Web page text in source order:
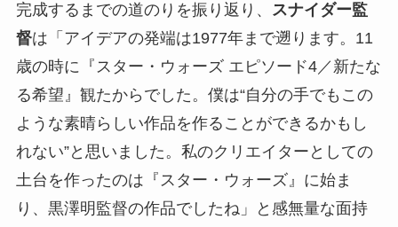
完成するまでの道のりを振り返り、 スナイダー監
督は「アイデアの発端は1977年まで遡ります。11
歳の時に『スター・ウォーズ エピソード4／新たな
る希望』観たからでした。僕は“自分の手でもこの
ような素晴らしい作品を作ることができるかもし
れない”と思いました。私のクリエイターとしての
土台を作ったのは『スター・ウォーズ』に始ま
り、黒澤明監督の作品でしたね」と感無量な面持